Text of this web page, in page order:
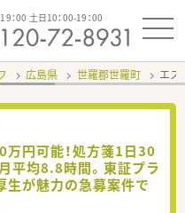
：00 土日10：00-19：00
広島県 世羅郡世羅町 エ
万円可能！処方箋1日30
平均8.8時間。東証プラ
生が魅力の急募案件で